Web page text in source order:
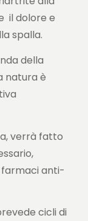
il dolore e
spalla.
della
natura è
verrà fatto
farmaci anti-
cicli di